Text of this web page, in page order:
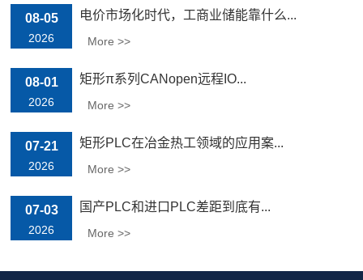
08-05
2026
电价市场化时代，工商业储能靠什么...
More >>
08-01
2026
矩形π系列CANopen远程IO...
More >>
07-21
2026
矩形PLC在冶金热工领域的应用案...
More >>
07-03
2026
国产PLC和进口PLC差距到底有...
More >>